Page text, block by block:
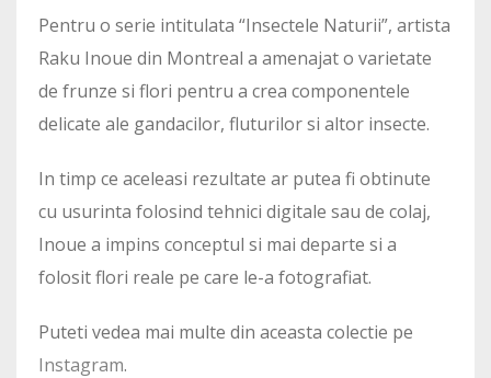
Pentru o serie intitulata “Insectele Naturii”, artista
Raku Inoue din Montreal a amenajat o varietate
de frunze si flori pentru a crea componentele
delicate ale gandacilor, fluturilor si altor insecte.
In timp ce aceleasi rezultate ar putea fi obtinute
cu usurinta folosind tehnici digitale sau de colaj,
Inoue a impins conceptul si mai departe si a
folosit flori reale pe care le-a fotografiat.
Puteti vedea mai multe din aceasta colectie pe
Instagram.